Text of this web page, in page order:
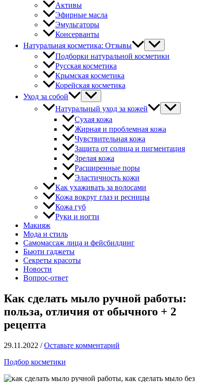
Активы
Эфирные масла
Эмульгаторы
Консерванты
Натуральная косметика: Отзывы
Подборки натуральной косметики
Русская косметика
Крымская косметика
Корейская косметика
Уход за собой
Натуральный уход за кожей
Сухая кожа
Жирная и проблемная кожа
Чувствительная кожа
Защита от солнца и пигментация
Зрелая кожа
Расширенные поры
Эластичность кожи
Как ухаживать за волосами
Кожа вокруг глаз и ресницы
Кожа губ
Руки и ногти
Макияж
Мода и стиль
Самомассаж лица и фейсбилдинг
Бьюти гаджеты
Секреты красоты
Новости
Вопрос-ответ
Как сделать мыло ручной работы:
польза, отличия от обычного + 2
рецепта
29.11.2022 /Оставьте комментарий
Подбор косметики